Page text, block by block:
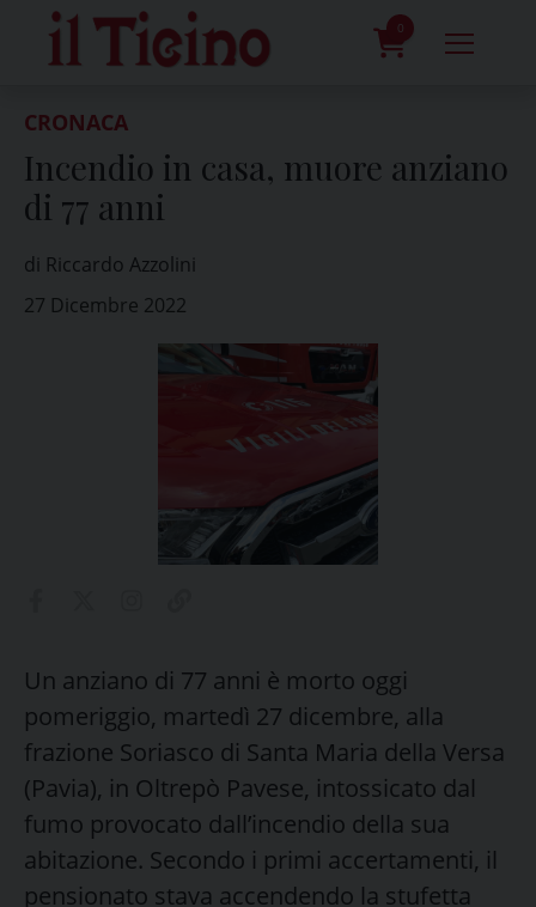
content
0
CRONACA
Incendio in casa, muore anziano
di 77 anni
di Riccardo Azzolini
27 Dicembre 2022
Un anziano di 77 anni è morto oggi
pomeriggio, martedì 27 dicembre, alla
frazione Soriasco di Santa Maria della Versa
(Pavia), in Oltrepò Pavese, intossicato dal
fumo provocato dall’incendio della sua
abitazione. Secondo i primi accertamenti, il
pensionato stava accendendo la stufetta